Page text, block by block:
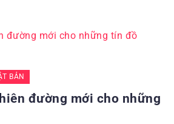
BẢN
đường mới cho những